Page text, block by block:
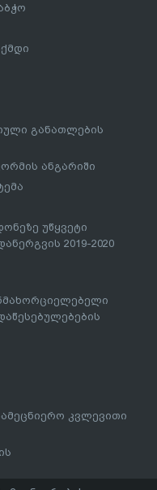
განათლების
ანგარიში
უწყვეტი
2019-2020
კვლევითი